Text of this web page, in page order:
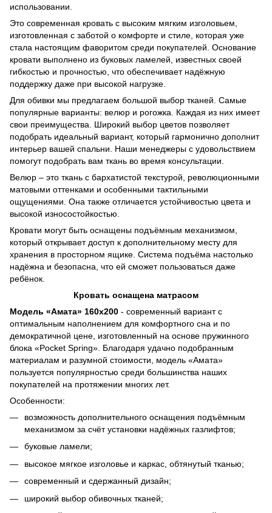
использовании.
Это современная кровать с высоким мягким изголовьем,
изготовленная с заботой о комфорте и стиле, которая уже
стала настоящим фаворитом среди покупателей. Основание
кровати выполнено из буковых ламелей, известных своей
гибкостью и прочностью, что обеспечивает надёжную
поддержку даже при высокой нагрузке.
Для обивки мы предлагаем большой выбор тканей. Самые
популярные варианты: велюр и рогожка. Каждая из них имеет
свои преимущества. Широкий выбор цветов позволяет
подобрать идеальный вариант, который гармонично дополнит
интерьер вашей спальни. Наши менеджеры с удовольствием
помогут подобрать вам ткань во время консультации.
Велюр – это ткань с бархатистой текстурой, революционными
матовыми оттенками и особенными тактильными
ощущениями. Она также отличается устойчивостью цвета и
высокой износостойкостью.
Кровати могут быть оснащены подъёмным механизмом,
который открывает доступ к дополнительному месту для
хранения в просторном ящике. Система подъёма настолько
надёжна и безопасна, что ей сможет пользоваться даже
ребёнок.
Кровать оснащена матрасом
Модель «Амата» 160х200 - современный вариант с
оптимальным наполнением для комфортного сна и по
демократичной цене, изготовленный на основе пружинного
блока «Pocket Spring». Благодаря удачно подобранным
материалам и разумной стоимости, модель «Амата»
пользуется популярностью среди большинства наших
покупателей на протяжении многих лет.
Особенности:
возможность дополнительного оснащения подъёмным
механизмом за счёт установки надёжных газлифтов;
буковые ламели;
высокое мягкое изголовье и каркас, обтянутый тканью;
современный и сдержанный дизайн;
широкий выбор обивочных тканей;